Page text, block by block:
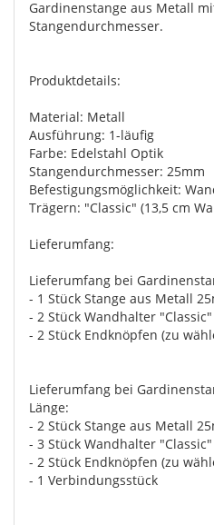
Gardinenstange aus Metall
Stangendurchmesser.
Produktdetails:
Material: Metall
Ausführung: 1-läufig
Farbe: Edelstahl Optik
Stangendurchmesser: 25mm
Befestigungsmöglichkeit:
Trägern: "Classic" (13,5 cm
Lieferumfang:
Lieferumfang bei
- 1 Stück Stange aus Metall
- 2 Stück Wandhalter
- 2 Stück Endknöpfen (zu
Lieferumfang bei
Länge:
- 2 Stück Stange aus Metall
- 3 Stück Wandhalter
- 2 Stück Endknöpfen (zu
- 1 Verbindungsstück